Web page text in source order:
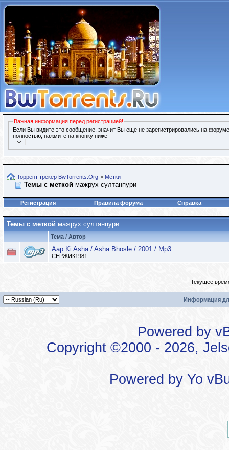
Важная информация перед регистрацией!
Если Вы видите это сообщение, значит Вы еще не зарегистрировались на
полностью, нажмите на кнопку ниже
Торрент трекер BwTorrents.Org > Метки
Темы с меткой мажрух султанпури
Регистрация Правила форума Справка
Темы с меткой мажрух султанпури
Тема / Автор
Aap Ki Asha / Asha Bhosle / 2001 / Mp3
СЕРЖИК1981
Текущее
Информация
Powered by
Copyright ©2000 - 2026,
Powered by Yo